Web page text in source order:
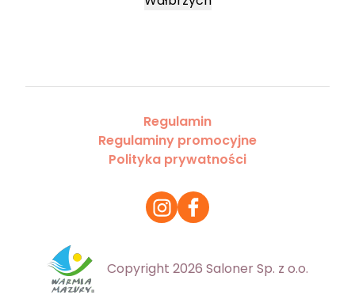
Regulamin
Regulaminy promocyjne
Polityka prywatności
Copyright 2026 Saloner Sp. z o.o.